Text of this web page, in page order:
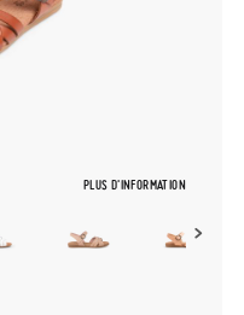
PLUS D'INFORMATION